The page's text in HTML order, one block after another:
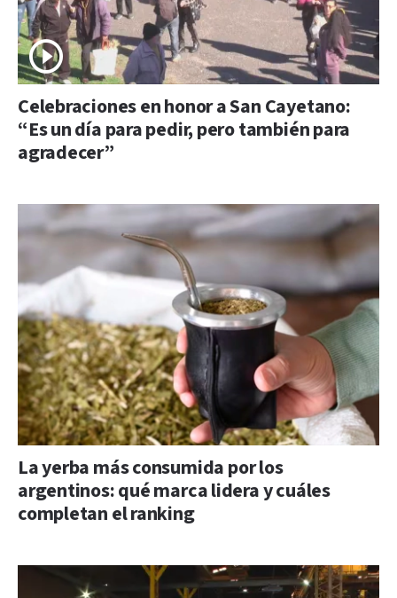
Celebraciones en honor a San Cayetano:
“Es un día para pedir, pero también para
agradecer”
La yerba más consumida por los
argentinos: qué marca lidera y cuáles
completan el ranking